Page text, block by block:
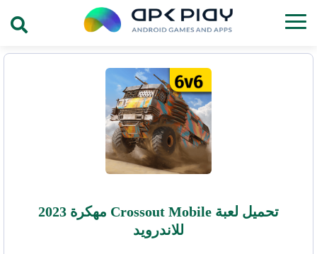
تحميل لعبة Crossout Mobile مهكرة 2023
للاندرويد